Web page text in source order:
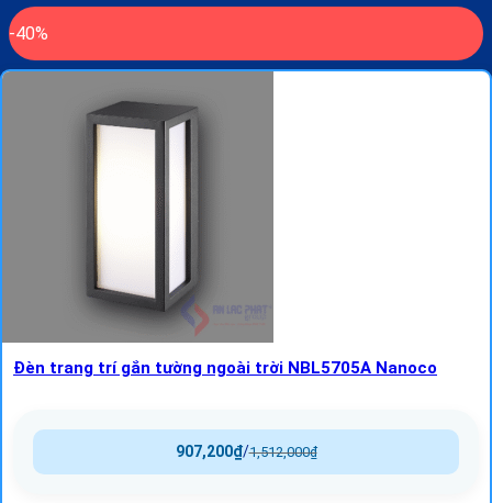
-40%
Đèn trang trí gắn tường ngoài trời NBL5705A Nanoco
1,512,000₫
/
907,200₫